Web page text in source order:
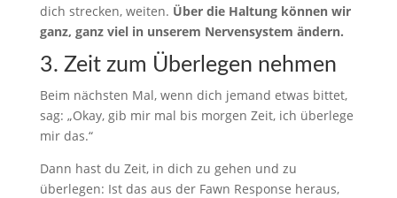
dich strecken, weiten. Über die Haltung können wir
ganz, ganz viel in unserem Nervensystem ändern.
3. Zeit zum Überlegen nehmen
Beim nächsten Mal, wenn dich jemand etwas bittet,
sag: „Okay, gib mir mal bis morgen Zeit, ich überlege
mir das.“
Dann hast du Zeit, in dich zu gehen und zu
überlegen: Ist das aus der Fawn Response heraus,